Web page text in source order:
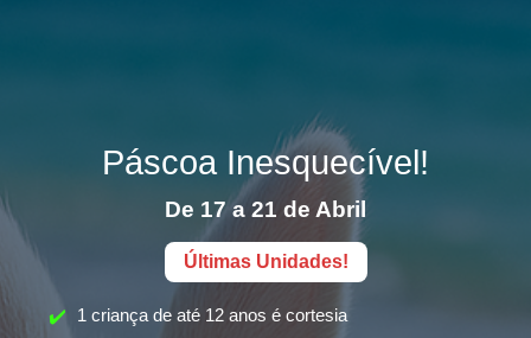
Páscoa Inesquecível!
De 17 a 21 de Abril
Últimas Unidades!
1 criança de até 12 anos é cortesia